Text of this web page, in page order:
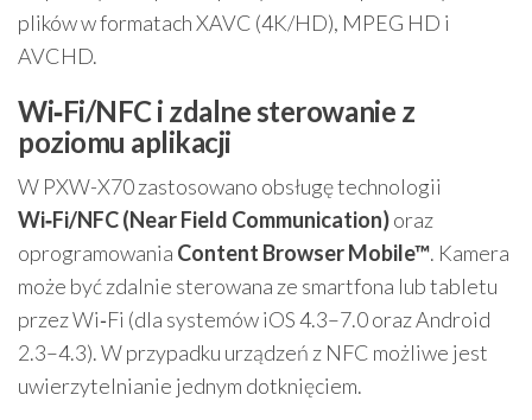
plików w formatach XAVC (4K/HD), MPEG HD i
AVCHD.
Wi‑Fi/NFC i zdalne sterowanie z
poziomu aplikacji
W PXW-X70 zastosowano obsługę technologii
Wi‑Fi/NFC (Near Field Communication)oraz
oprogramowania Content Browser Mobile™. Kamera
może być zdalnie sterowana ze smartfona lub tabletu
przez Wi‑Fi (dla systemów iOS 4.3–7.0 oraz Android
2.3–4.3). W przypadku urządzeń z NFC możliwe jest
uwierzytelnianie jednym dotknięciem.